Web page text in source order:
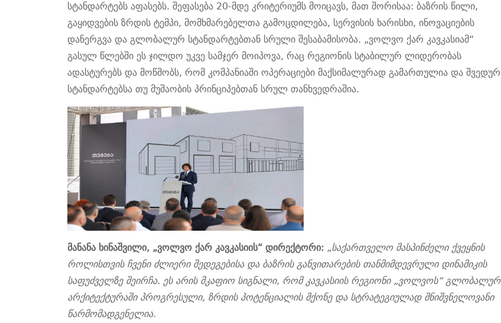
სტანდარტებს აფასებს. შეფასება 20-მდე კრიტერიუმს მოიცავს, მათ შორისაა: ბაზრის წილი,
გაყიდვების ზრდის ტემპი, მომხმარებელთა გამოცდილება, სერვისის ხარისხი, ინოვაციების
დანერგვა და გლობალურ სტანდარტებთან სრული შესაბამისობა. „ვოლვო ქარ კავკასიამ“
გასულ წლებში ეს ჯილდო უკვე სამჯერ მოიპოვა, რაც რეგიონის სტაბილურ ლიდერობას
ადასტურებს და მოწმობს, რომ კომპანიაში ოპერაციები მაქსიმალურად გამართულია და შვედურ
სტანდარტებსა თუ მუშაობის პრინციპებთან სრულ თანხვედრაშია.
მანანა ხინაშვილი, „ვოლვო ქარ კავკასიის“ დირექტორი: „საქართველო მასპინძელი ქვეყნის
როლისთვის ჩვენი ძლიერი შედეგებისა და ბაზრის განვითარების თანმიმდევრული დინამიკის
საფუძველზე შეირჩა. ეს არის მკაფიო სიგნალი, რომ კავკასიის რეგიონი „ვოლვოს“ გლობალურ
არქიტექტურაში პროგრესული, ზრდის პოტენციალის მქონე და სტრატეგიულად მნიშვნელოვანი
წარმომადგენელია.